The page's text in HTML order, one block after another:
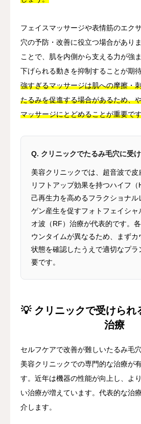
フェイスマッサージや表情筋のエク
穴の予防・改善に役立つ場合があり
ことで、肌を内側から支える力が強
下げられる動きを抑制することが期
強すぎるマッサージは肌への摩擦・
たるみを促進する場合があるため、
マッサージにとどめることが重要で
Q. クリニックでたるみ毛穴に受
美容クリニックでは、超音波で皮
リフトアップ効果を持つハイフ（
己再生力を高めるフラクショナル
ゲン産生を促すフォトフェイシャ
オ波（RF）治療が代表的です。
ウンタイムが異なるため、まず
状態を確認したうえで適切なプラ
要です。
💡 クリニックで受けられ
治療
セルフケアで改善が難しいたるみ毛
美容クリニックでの専門的な治療が
す。近年は機器の性能が向上し、よ
い治療が増えています。代表的な治
介します。